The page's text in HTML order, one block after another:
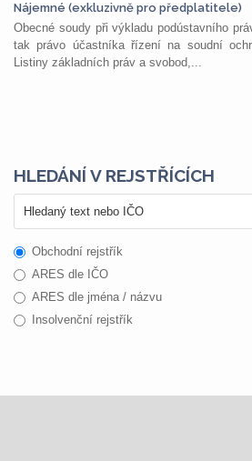
Nájemné (exkluzivně pro předplatitele)
Obecné soudy při výkladu podústavního
tak právo účastníka řízení na soudní
Listiny základních práv a svobod,...
HLEDÁNÍ V REJSTŘÍCÍCH
Obchodní rejstřík
ARES dle IČO
ARES dle jména / názvu
Insolvenční rejstřík